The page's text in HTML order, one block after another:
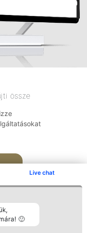
Live chat
🙂
össze